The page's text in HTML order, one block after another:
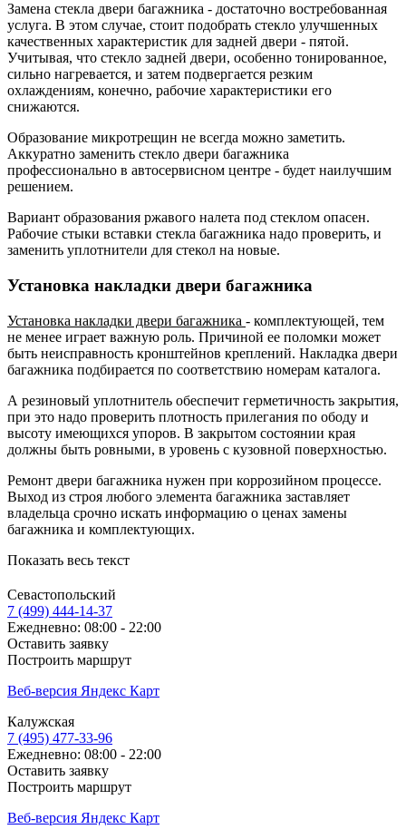
Замена стекла двери багажника - достаточно востребованная
услуга. В этом случае, стоит подобрать стекло улучшенных
качественных характеристик для задней двери - пятой.
Учитывая, что стекло задней двери, особенно тонированное,
сильно нагревается, и затем подвергается резким
охлаждениям, конечно, рабочие характеристики его
снижаются.
Образование микротрещин не всегда можно заметить.
Аккуратно заменить стекло двери багажника
профессионально в автосервисном центре - будет наилучшим
решением.
Вариант образования ржавого налета под стеклом опасен.
Рабочие стыки вставки стекла багажника надо проверить, и
заменить уплотнители для стекол на новые.
Установка накладки двери багажника
Установка накладки двери багажника - комплектующей, тем
не менее играет важную роль. Причиной ее поломки может
быть неисправность кронштейнов креплений. Накладка двери
багажника подбирается по соответствию номерам каталога.
А резиновый уплотнитель обеспечит герметичность закрытия,
при это надо проверить плотность прилегания по ободу и
высоту имеющихся упоров. В закрытом состоянии края
должны быть ровными, в уровень с кузовной поверхностью.
Ремонт двери багажника нужен при коррозийном процессе.
Выход из строя любого элемента багажника заставляет
владельца срочно искать информацию о ценах замены
багажника и комплектующих.
Показать весь текст
Севастопольский
7 (499) 444-14-37
Ежедневно: 08:00 - 22:00
Оставить заявку
Построить маршрут
Веб-версия Яндекс Карт
Калужская
7 (495) 477-33-96
Ежедневно: 08:00 - 22:00
Оставить заявку
Построить маршрут
Веб-версия Яндекс Карт